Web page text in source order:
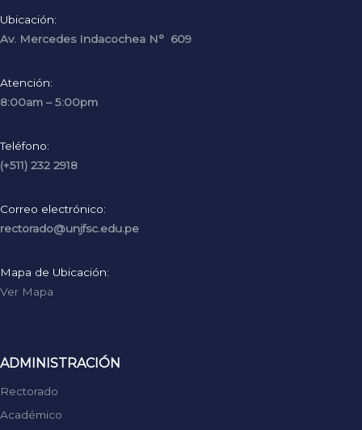
Ubicación:
Av. Mercedes Indacochea N° 609
Atención:
8:00am – 5:00pm
Teléfono:
(+511) 232 2918
Correo electrónico:
rectorado@unjfsc.edu.pe
Mapa de Ubicación:
Ver Mapa
ADMINISTRACIÓN
Rectorado
Académico